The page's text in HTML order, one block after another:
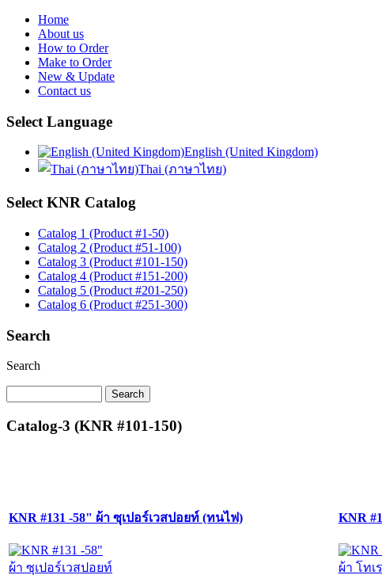
Home
About us
How to Order
Make to Order
New & Update
Contact us
Select Language
English (United Kingdom)
Thai (ภาษาไทย)
Select KNR Catalog
Catalog 1 (Product #1-50)
Catalog 2 (Product #51-100)
Catalog 3 (Product #101-150)
Catalog 4 (Product #151-200)
Catalog 5 (Product #201-250)
Catalog 6 (Product #251-300)
Search
Search
Catalog-3 (KNR #101-150)
KNR #131 -58" ผ้า ซุเปอร์เวสปอยท์ (ทนไฟ) KNR